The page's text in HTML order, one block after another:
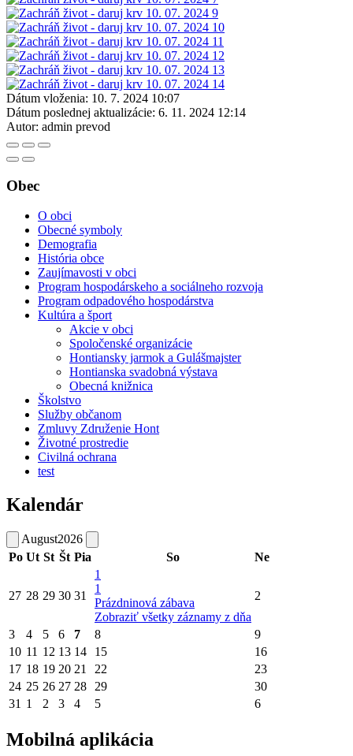
Dátum vloženia: 10. 7. 2024 10:07
Dátum poslednej aktualizácie: 6. 11. 2024 12:14
Autor: admin prevod
Obec
O obci
Obecné symboly
Demografia
História obce
Zaujímavosti v obci
Program hospodárskeho a sociálneho rozvoja
Program odpadového hospodárstva
Kultúra a šport
Akcie v obci
Spoločenské organizácie
Hontiansky jarmok a Gulášmajster
Hontianska svadobná výstava
Obecná knižnica
Školstvo
Služby občanom
Zmluvy Združenie Hont
Životné prostredie
Civilná ochrana
test
Kalendár
August2026
Po Ut St Št Pia So Ne
27 28 29 30 31
1
1
Prázdninová zábava
Zobraziť všetky záznamy z dňa
2
3 4 5 6 7 8
9
10 11 12 13 14 15
16
17 18 19 20 21 22
23
24 25 26 27 28 29
30
31 1 2 3 4 5 6
Mobilná aplikácia